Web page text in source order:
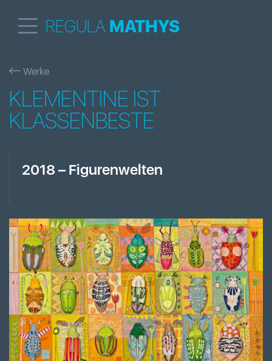
REGULA MATHYS
Werke
KLEMENTINE IST
KLASSENBESTE
2018– Figurenwelten